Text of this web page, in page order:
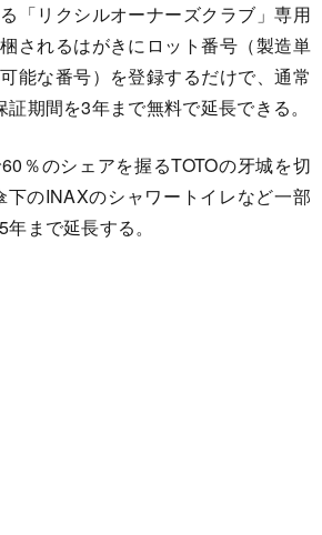
「リクシルオーナーズクラブ」専用
されるはがきにロット番号（製造単
能な番号）を登録するだけで、通常
期間を3年まで無料で延長できる。
％のシェアを握るTOTOの牙城を切
下のINAXのシャワートイレなど一部
まで延長する。